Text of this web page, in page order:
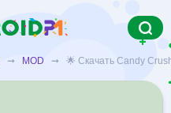
➞ MOD ➞ 🌟 Скачать Candy